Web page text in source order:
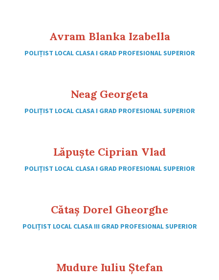
Avram Blanka Izabella
POLIȚIST LOCAL CLASA I GRAD PROFESIONAL SUPERIOR
Neag Georgeta
POLIȚIST LOCAL CLASA I GRAD PROFESIONAL SUPERIOR
Lăpuște Ciprian Vlad
POLIȚIST LOCAL CLASA I GRAD PROFESIONAL SUPERIOR
Cătaș Dorel Gheorghe
POLIȚIST LOCAL CLASA III GRAD PROFESIONAL SUPERIOR
Mudure Iuliu Ștefan